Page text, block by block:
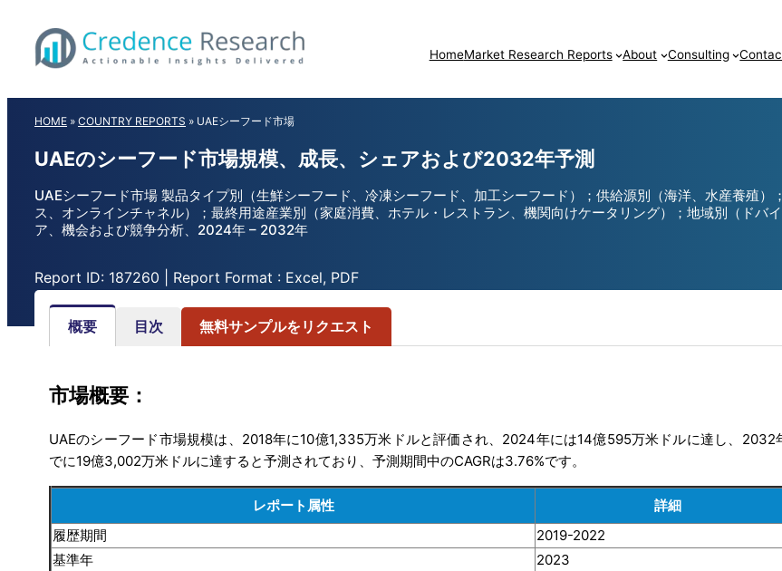
content
HomeMarket Research Reports About Consulting
HOME » COUNTRY REPORTS » UAEシーフード市場
UAEのシーフード市場規模、成長、シェアおよび2032年予測
UAEシーフード市場 製品タイプ別（生鮮シーフード、冷凍シーフード、加工シーフード）；供給源別（海洋、水産養殖
ス、オンラインチャネル）；最終用途産業別（家庭消費、ホテル・レストラン、機関向けケータリング）；地域別（ドバ
ア、機会および競争分析、2024年 – 2032年
Report ID: 187260 | Report Format : Excel, PDF
概要 目次 無料サンプルをリクエスト
市場概要：
UAEのシーフード市場規模は、2018年に10億1,335万米ドルと評価され、2024年には14億595万米ドルに達し、2032
でに19億3,002万米ドルに達すると予測されており、予測期間中のCAGRは3.76%です。
レポート属性
詳細
履歴期間
2019-2022
基準年
2023